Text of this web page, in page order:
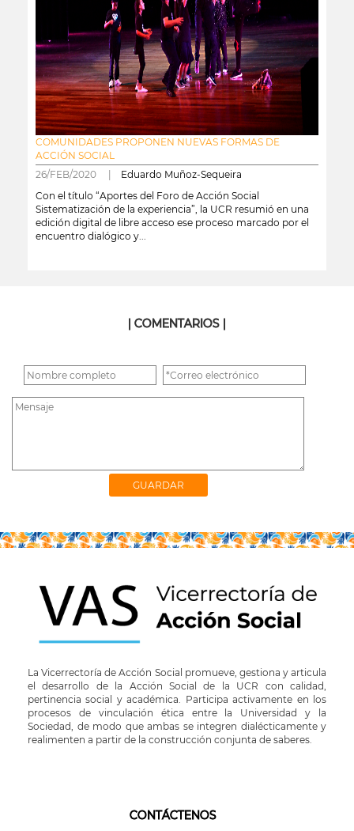
COMUNIDADES PROPONEN NUEVAS FORMAS DE
ACCIÓN SOCIAL
26/FEB/2020 | Eduardo Muñoz-Sequeira
Con el título “Aportes del Foro de Acción Social
Sistematización de la experiencia”, la UCR resumió en una
edición digital de libre acceso ese proceso marcado por el
encuentro dialógico y...
| COMENTARIOS |
La Vicerrectoría de Acción Social promueve, gestiona y articula
el desarrollo de la Acción Social de la UCR con calidad,
pertinencia social y académica. Participa activamente en los
procesos de vinculación ética entre la Universidad y la
Sociedad, de modo que ambas se integren dialécticamente y
realimenten a partir de la construcción conjunta de saberes.
CONTÁCTENOS